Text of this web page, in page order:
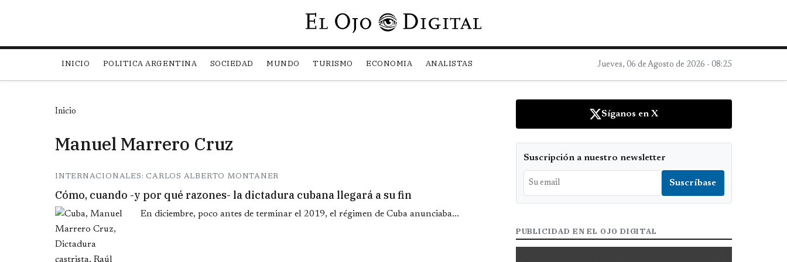
Pasar al contenido principal
INICIO POLITICA ARGENTINA SOCIEDAD MUNDO TURISMO ECONOMIA ANALISTAS Jueves, 06 de Agosto de 2026 - 08:25
Inicio
Manuel Marrero Cruz
INTERNACIONALES: CARLOS ALBERTO MONTANER
Cómo, cuando -y por qué razones- la dictadura cubana llegará a su fin
En diciembre, poco antes de terminar el 2019, el régimen de Cuba anunciaba...
Síganos en X
Suscripción a nuestro newsletter
PUBLICIDAD EN EL OJO DIGITAL